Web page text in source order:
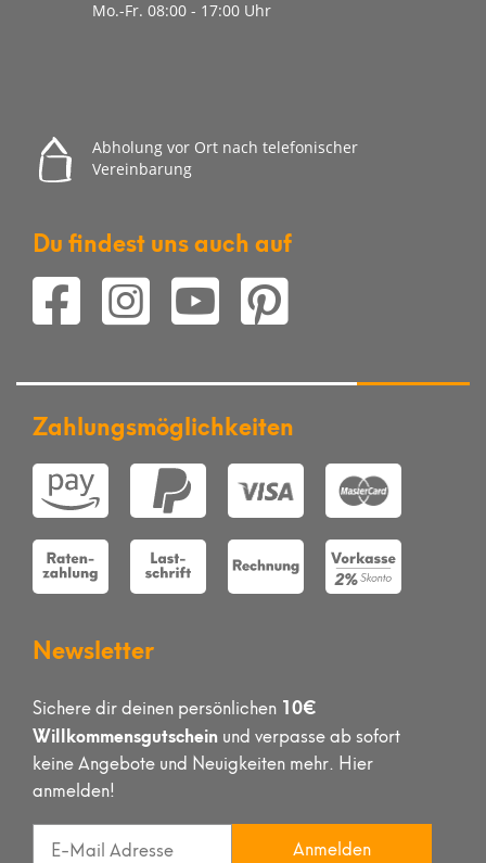
Mo.-Fr. 08:00 - 17:00 Uhr
Abholung vor Ort nach telefonischer
Vereinbarung
Du findest uns auch auf
Zahlungsmöglichkeiten
Newsletter
Sichere dir deinen persönlichen 10€
Willkommensgutschein und verpasse ab sofort
keine Angebote und Neuigkeiten mehr. Hier
anmelden!
Anmelden